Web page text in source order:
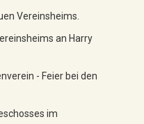
Vereinsheims.
an Harry
- Feier bei den
im